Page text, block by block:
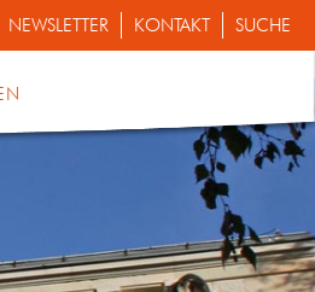
NEWSLETTER KONTAKT SUCHE